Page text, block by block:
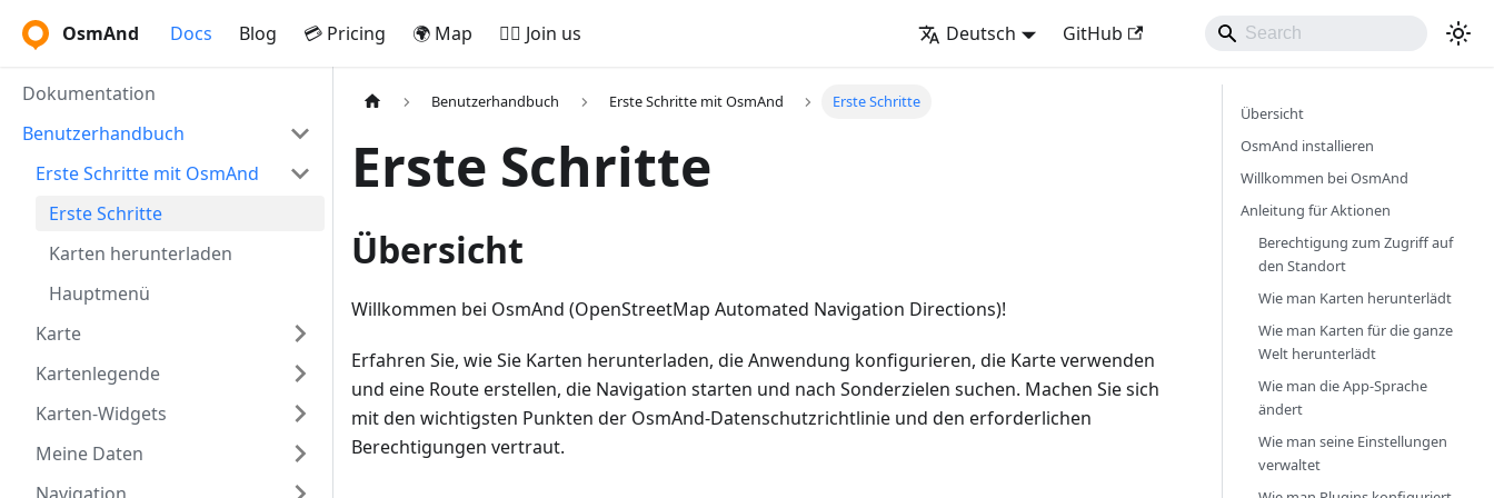
OsmAnd Docs Blog 💳 Pricing 🌍 Map 🚵‍♂️ Join us Deutsch GitHub
Dokumentation
Benutzerhandbuch
Erste Schritte mit OsmAnd
Erste Schritte
Karten herunterladen
Hauptmenü
Karte
Kartenlegende
Karten-Widgets
Meine Daten
Benutzerhandbuch Erste Schritte mit OsmAnd Erste Schritte
Erste Schritte
Übersicht
Willkommen bei OsmAnd (OpenStreetMap Automated Navigation Directions)!
Erfahren Sie, wie Sie Karten herunterladen, die Anwendung konfigurieren, die Karte verwenden
und eine Route erstellen, die Navigation starten und nach Sonderzielen suchen. Machen Sie sich
mit den wichtigsten Punkten der OsmAnd-Datenschutzrichtlinie und den erforderlichen
Berechtigungen vertraut.
Übersicht
OsmAnd installieren
Willkommen bei OsmAnd
Anleitung für Aktionen
Berechtigung zum Zugriff auf
den Standort
Wie man Karten herunterlädt
Wie man Karten für die ganze
Welt herunterlädt
Wie man die App-Sprache
ändert
Wie man seine Einstellungen
verwaltet